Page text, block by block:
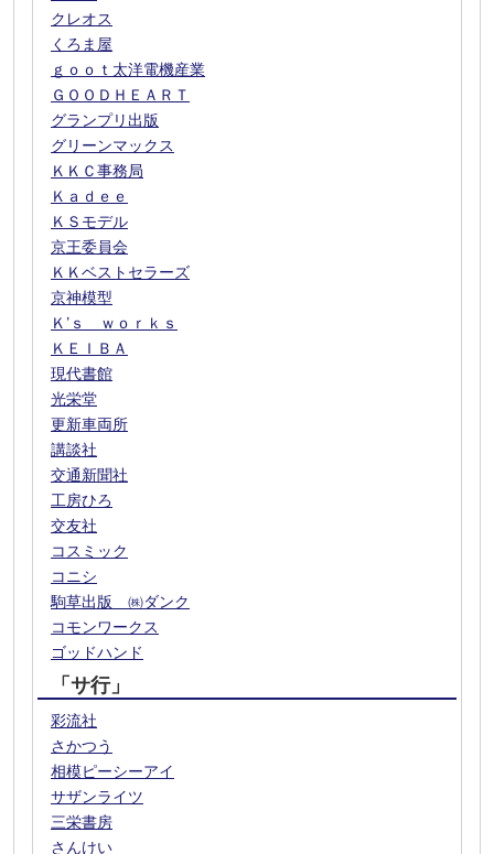
クレオス
くろま屋
ｇｏｏｔ太洋電機産業
ＧＯＯＤＨＥＡＲＴ
グランプリ出版
グリーンマックス
ＫＫＣ事務局
Ｋａｄｅｅ
ＫＳモデル
京王委員会
ＫＫベストセラーズ
京神模型
Ｋ’ｓ ｗｏｒｋｓ
ＫＥＩＢＡ
現代書館
光栄堂
更新車両所
講談社
交通新聞社
工房ひろ
交友社
コスミック
コニシ
駒草出版 ㈱ダンク
コモンワークス
ゴッドハンド
「サ行」
彩流社
さかつう
相模ピーシーアイ
サザンライツ
三栄書房
さんけい